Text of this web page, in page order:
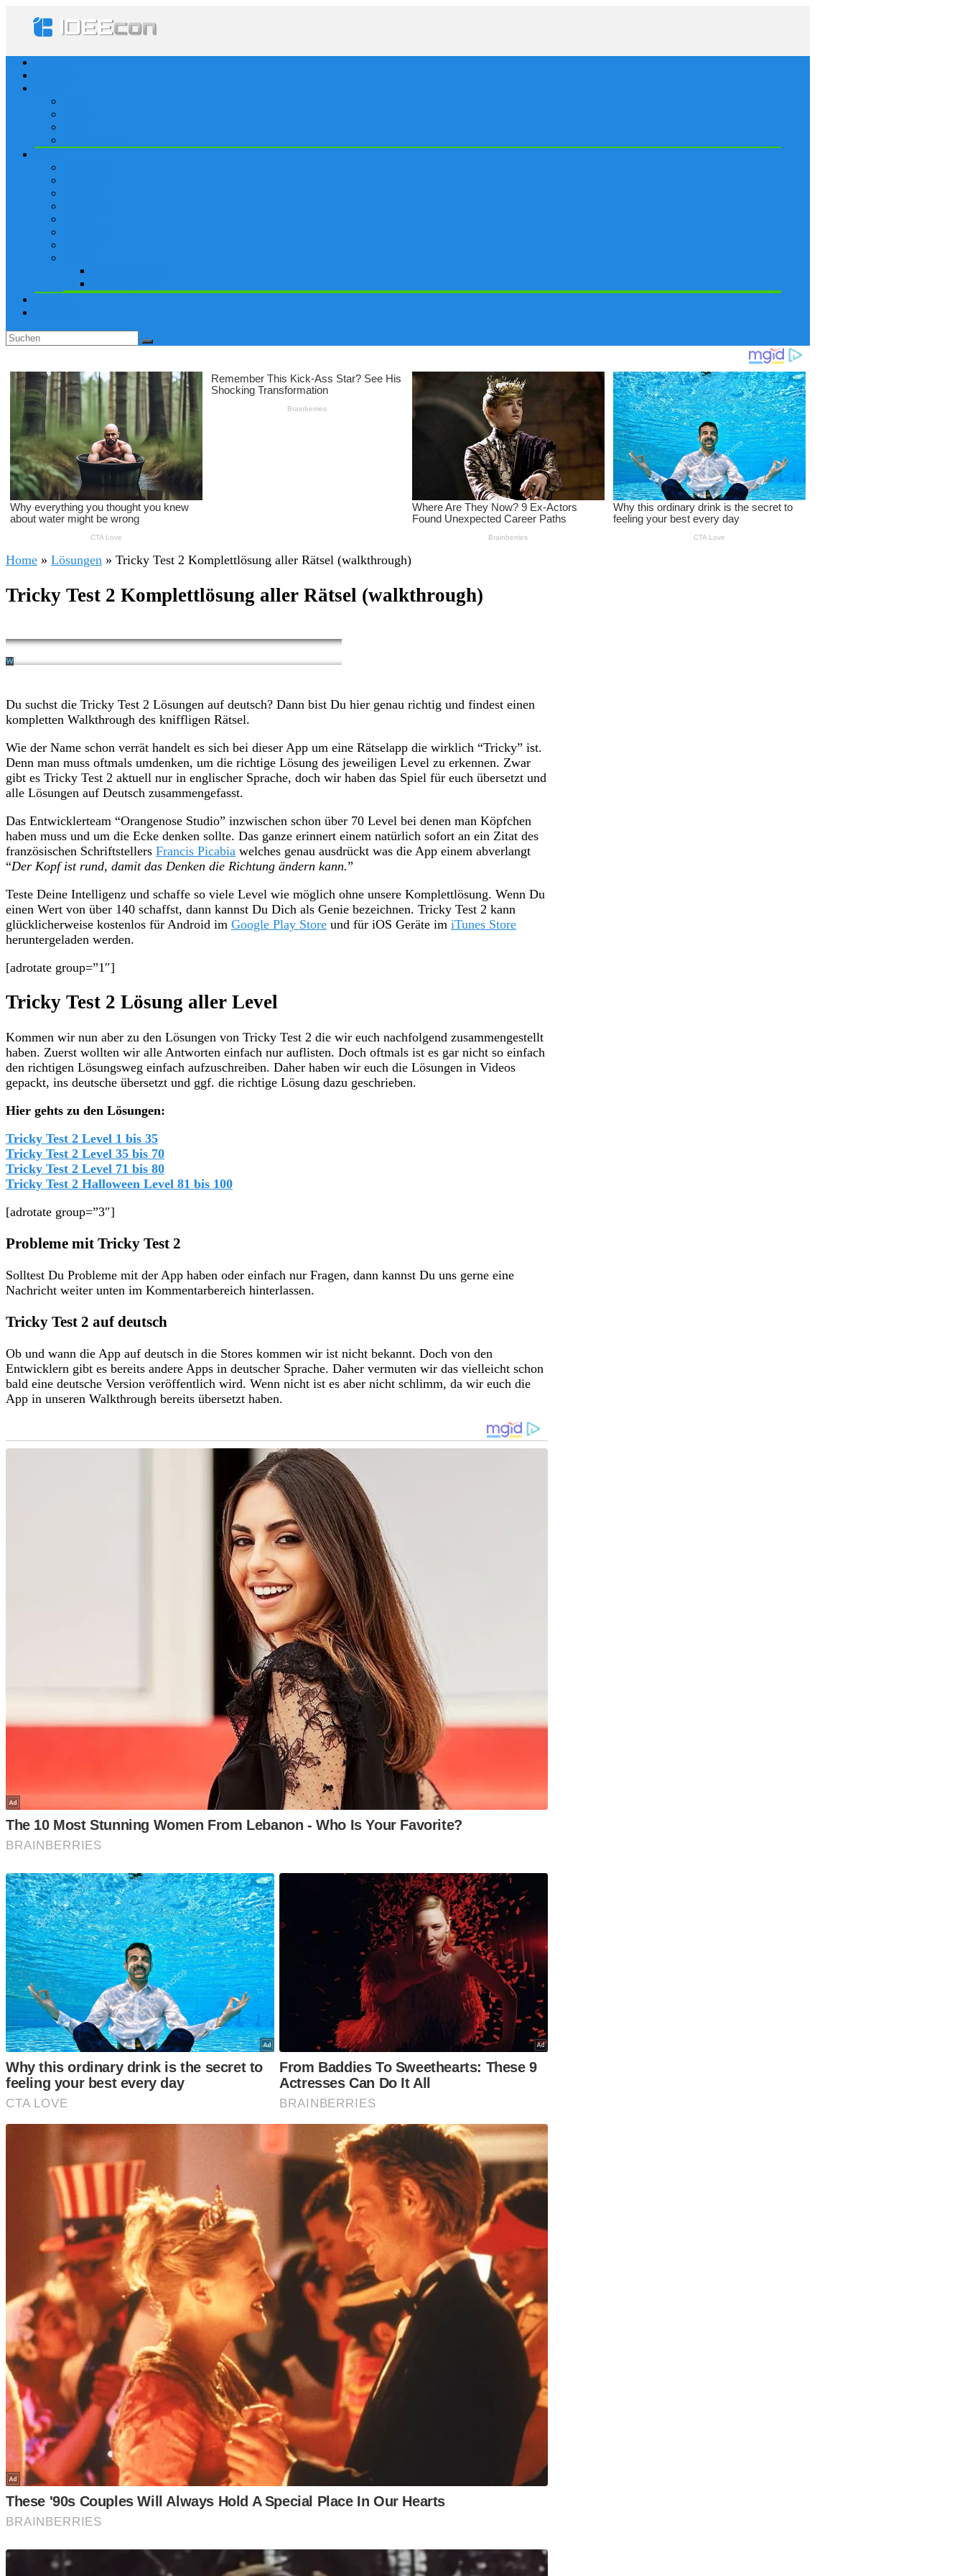
Home » Lösungen » Tricky Test 2 Komplettlösung aller Rätsel (walkthrough)
Tricky Test 2 Komplettlösung aller Rätsel (walkthrough)
Du suchst die Tricky Test 2 Lösungen auf deutsch? Dann bist Du hier genau richtig und findest einen
kompletten Walkthrough des kniffligen Rätsel.
Wie der Name schon verrät handelt es sich bei dieser App um eine Rätselapp die wirklich “Tricky” ist.
Denn man muss oftmals umdenken, um die richtige Lösung des jeweiligen Level zu erkennen. Zwar
gibt es Tricky Test 2 aktuell nur in englischer Sprache, doch wir haben das Spiel für euch übersetzt und
alle Lösungen auf Deutsch zusammengefasst.
Das Entwicklerteam “Orangenose Studio” inzwischen schon über 70 Level bei denen man Köpfchen
haben muss und um die Ecke denken sollte. Das ganze erinnert einem natürlich sofort an ein Zitat des
französischen Schriftstellers Francis Picabia welches genau ausdrückt was die App einem abverlangt
“Der Kopf ist rund, damit das Denken die Richtung ändern kann.”
Teste Deine Intelligenz und schaffe so viele Level wie möglich ohne unsere Komplettlösung. Wenn Du
einen Wert von über 140 schaffst, dann kannst Du Dich als Genie bezeichnen. Tricky Test 2 kann
glücklicherweise kostenlos für Android im Google Play Store und für iOS Geräte im iTunes Store
heruntergeladen werden.
[adrotate group=”1″]
Tricky Test 2 Lösung aller Level
Kommen wir nun aber zu den Lösungen von Tricky Test 2 die wir euch nachfolgend zusammengestellt
haben. Zuerst wollten wir alle Antworten einfach nur auflisten. Doch oftmals ist es gar nicht so einfach
den richtigen Lösungsweg einfach aufzuschreiben. Daher haben wir euch die Lösungen in Videos
gepackt, ins deutsche übersetzt und ggf. die richtige Lösung dazu geschrieben.
Hier gehts zu den Lösungen:
Tricky Test 2 Level 1 bis 35
Tricky Test 2 Level 35 bis 70
Tricky Test 2 Level 71 bis 80
Tricky Test 2 Halloween Level 81 bis 100
[adrotate group=”3″]
Probleme mit Tricky Test 2
Solltest Du Probleme mit der App haben oder einfach nur Fragen, dann kannst Du uns gerne eine
Nachricht weiter unten im Kommentarbereich hinterlassen.
Tricky Test 2 auf deutsch
Ob und wann die App auf deutsch in die Stores kommen wir ist nicht bekannt. Doch von den
Entwicklern gibt es bereits andere Apps in deutscher Sprache. Daher vermuten wir das vielleicht schon
bald eine deutsche Version veröffentlich wird. Wenn nicht ist es aber nicht schlimm, da wir euch die
App in unseren Walkthrough bereits übersetzt haben.